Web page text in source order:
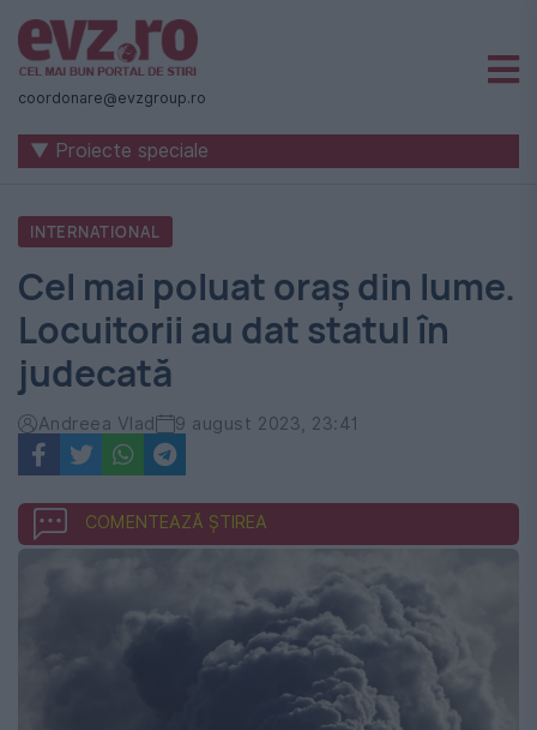
Știri
naționale
internaționale
România
-
Evenimentul
Zilei
coordonare@evzgroup.ro
▼ Proiecte speciale
INTERNATIONAL
Cel mai poluat oraș din lume.
Locuitorii au dat statul în
judecată
Andreea Vlad 9 august 2023, 23:41
COMENTEAZĂ ȘTIREA